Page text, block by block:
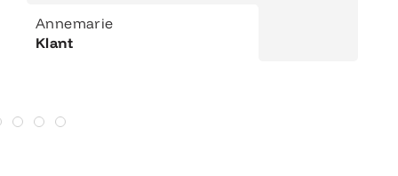
Annemarie
Klant